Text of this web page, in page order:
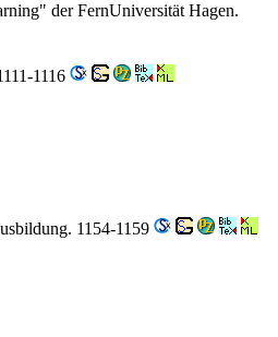
der FernUniversität Hagen.
1116
1154-1159